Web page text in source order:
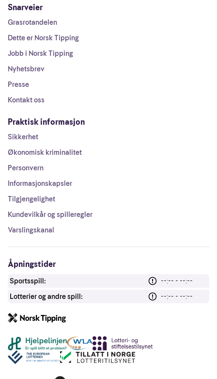
Snarveier
Grasrotandelen
Dette er Norsk Tipping
Jobb i Norsk Tipping
Nyhetsbrev
Presse
Kontakt oss
Praktisk informasjon
Sikkerhet
Økonomisk kriminalitet
Personvern
Informasjonskapsler
Tilgjengelighet
Kundevilkår og spilleregler
Varslingskanal
Åpningstider
Sportsspill:
--:-- - --:--
Lotterier og andre spill:
--:-- - --:--
Andre lenker